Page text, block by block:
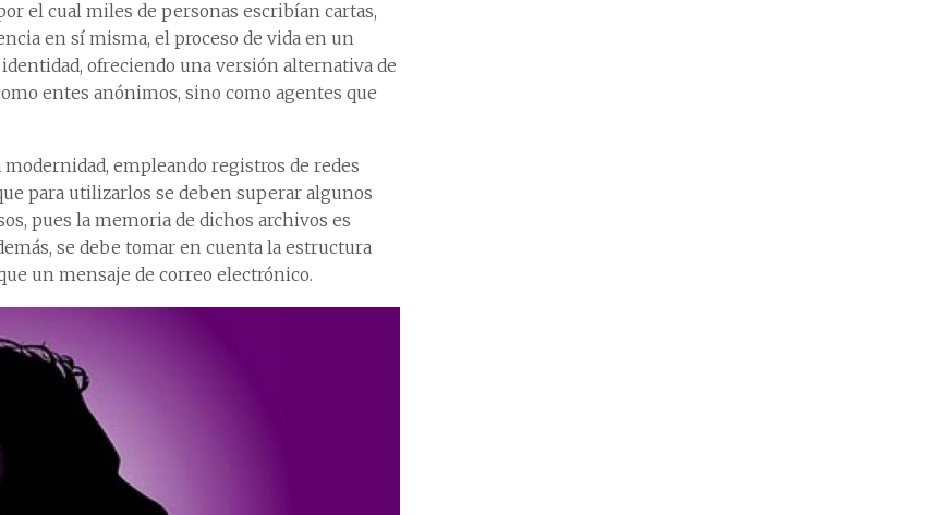
el cual miles de personas escribían cartas,
en sí misma, el proceso de vida en un
ofreciendo una versión alternativa de
entes anónimos, sino como agentes que
empleando registros de redes
para utilizarlos se deben superar algunos
pues la memoria de dichos archivos es
se debe tomar en cuenta la estructura
un mensaje de correo electrónico.